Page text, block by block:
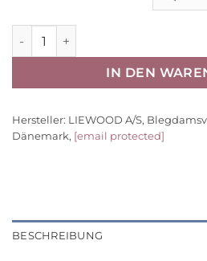
Liewood Schlupfmütze Hanibal
IN DEN
Hersteller: LIEWOOD A/S,
Dänemark, [email protected]
BESCHREIBUNG